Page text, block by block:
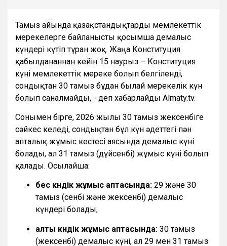
Тамыз айында қазақстандықтарды мемлекеттік
мерекелерге байланысты қосымша демалыс
күндері күтіп тұрған жоқ. Жаңа Конституция
қабылданғаннан кейін 15 наурыз – Конституция
күні мемлекеттік мереке болып белгіленді,
сондықтан 30 тамыз бұдан былай мерекелік күн
болып саналмайды, - деп хабарлайды Almaty.tv.
Сонымен бірге, 2026 жылғы 30 тамыз жексенбіге
сәйкес келеді, сондықтан бұл күн әдеттегі пән
апталық жұмыс кестесі аясында демалыс күні
болады, ал 31 тамыз (дүйсенбі) жұмыс күні болып
қалады. Осылайша:
бес күндік жұмыс аптасында: 29 және 30
тамыз (сенбі және жексенбі) демалыс
күндері болады;
алты күндік жұмыс аптасында: 30 тамыз
(жексенбі) демалыс күні, ал 29 мен 31 тамыз